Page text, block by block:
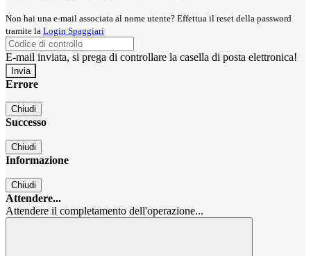
Non hai una e-mail associata al nome utente? Effettua il reset della password
tramite la Login Spaggiari
E-mail inviata, si prega di controllare la casella di posta elettronica!
Errore
Chiudi
Successo
Chiudi
Informazione
Chiudi
Attendere...
Attendere il completamento dell'operazione...